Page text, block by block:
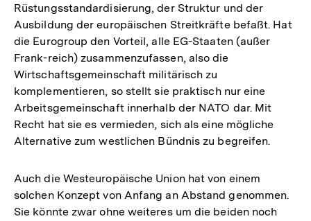
Rüstungsstandardisierung, der Struktur und der
Ausbildung der europäischen Streitkräfte befaßt. Hat
die Eurogroup den Vorteil, alle EG-Staaten (außer
Frank-reich) zusammenzufassen, also die
Wirtschaftsgemeinschaft militärisch zu
komplementieren, so stellt sie praktisch nur eine
Arbeitsgemeinschaft innerhalb der NATO dar. Mit
Recht hat sie es vermieden, sich als eine mögliche
Alternative zum westlichen Bündnis zu begreifen.
Auch die Westeuropäische Union hat von einem
solchen Konzept von Anfang an Abstand genommen.
Sie könnte zwar ohne weiteres um die beiden noch